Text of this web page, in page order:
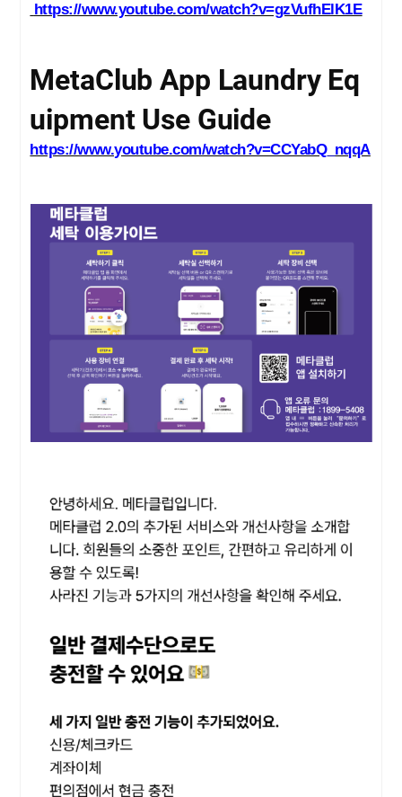
https://www.youtube.com/watch?v=gzVufhElK1E
MetaClub App Laundry Eq
uipment Use Guide
https://www.youtube.com/watch?v=CCYabQ_nqqA